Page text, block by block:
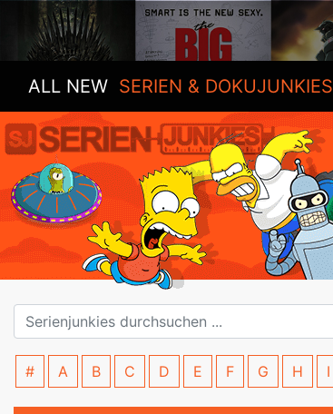
ALL NEW SERIEN & DOKUJUNKIES
# A B C D E F G H I